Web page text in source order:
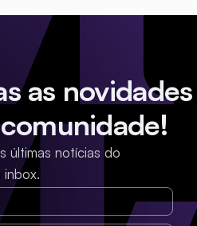
as novidades
últimas notícias do